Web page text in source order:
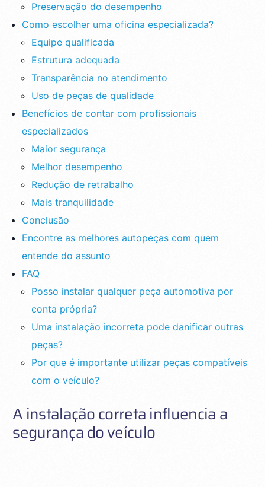
Preservação do desempenho
Como escolher uma oficina especializada?
Equipe qualificada
Estrutura adequada
Transparência no atendimento
Uso de peças de qualidade
Benefícios de contar com profissionais
especializados
Maior segurança
Melhor desempenho
Redução de retrabalho
Mais tranquilidade
Conclusão
Encontre as melhores autopeças com quem
entende do assunto
FAQ
Posso instalar qualquer peça automotiva por
conta própria?
Uma instalação incorreta pode danificar outras
peças?
Por que é importante utilizar peças compatíveis
com o veículo?
A instalação correta influencia a
segurança do veículo